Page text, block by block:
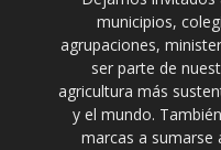
municipios,
agrupaciones,
ser parte de
agricultura más
y el mundo.
marcas a sumarse